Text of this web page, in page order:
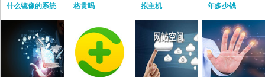
什么镜像的系统
格贵吗
拟主机
年多少钱